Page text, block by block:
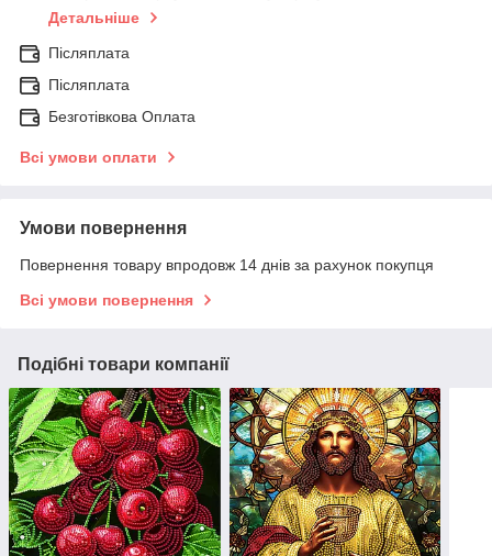
Детальніше
Післяплата
Післяплата
Безготівкова Оплата
Всі умови оплати
Умови повернення
Повернення товару впродовж 14 днів за рахунок покупця
Всі умови повернення
Подібні товари компанії